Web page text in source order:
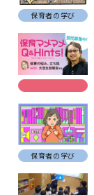
保育者の学び
保育者の学び